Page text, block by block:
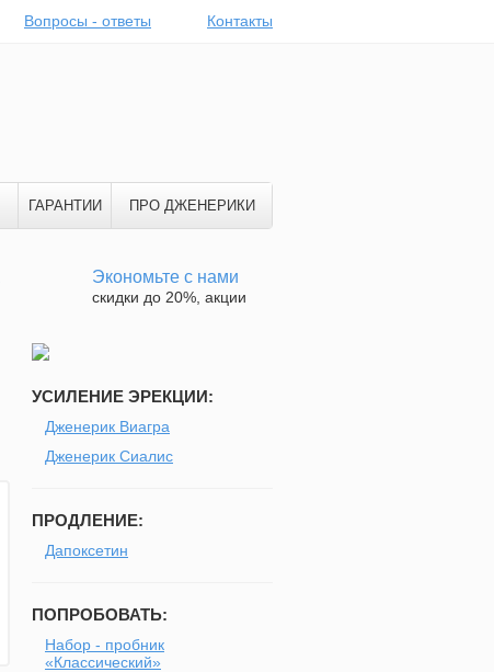
Вопросы - ответы Контакты
ГАРАНТИИ ПРО ДЖЕНЕРИКИ
Экономьте с нами
скидки до 20%, акции
УСИЛЕНИЕ ЭРЕКЦИИ:
Дженерик Виагра
Дженерик Сиалис
ПРОДЛЕНИЕ:
Дапоксетин
ПОПРОБОВАТЬ:
Набор - пробник
«Классический»